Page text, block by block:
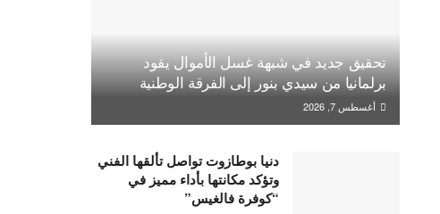
تحقيق جديد في شبهة غسل الأموال يقود
برلمانيا من سيدي بنور إلى الفرقة الوطنية
أغسطس 7, 2026
دنيا بوطازوت تواصل تألقها الفني
وتؤكد مكانتها بأداء مميز في
“كوفرة فالغيس”